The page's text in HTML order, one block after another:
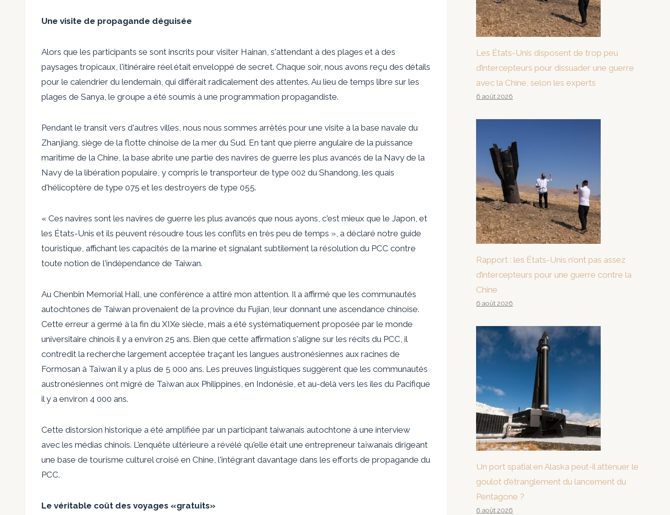
Une visite de propagande déguisée
Alors que les participants se sont inscrits pour visiter Hainan, s'attendant à des plages et à des
paysages tropicaux, l'itinéraire réel était enveloppé de secret. Chaque soir, nous avons reçu des détails
pour le calendrier du lendemain, qui différait radicalement des attentes. Au lieu de temps libre sur les
plages de Sanya, le groupe a été soumis à une programmation propagandiste.
Pendant le transit vers d'autres villes, nous nous sommes arrêtés pour une visite à la base navale du
Zhanjiang, siège de la flotte chinoise de la mer du Sud. En tant que pierre angulaire de la puissance
maritime de la Chine, la base abrite une partie des navires de guerre les plus avancés de la Navy de la
Navy de la libération populaire, y compris le transporteur de type 002 du Shandong, les quais
d'hélicoptère de type 075 et les destroyers de type 055.
« Ces navires sont les navires de guerre les plus avancés que nous ayons, c'est mieux que le Japon, et
les États-Unis et ils peuvent résoudre tous les conflits en très peu de temps », a déclaré notre guide
touristique, affichant les capacités de la marine et signalant subtilement la résolution du PCC contre
toute notion de l'indépendance de Taiwan.
Au Chenbin Memorial Hall, une conférence a attiré mon attention. Il a affirmé que les communautés
autochtones de Taiwan provenaient de la province du Fujian, leur donnant une ascendance chinoise.
Cette erreur a germé à la fin du XIXe siècle, mais a été systématiquement proposée par le monde
universitaire chinois il y a environ 25 ans. Bien que cette affirmation s'aligne sur les récits du PCC, il
contredit la recherche largement acceptée traçant les langues austronésiennes aux racines de
Formosan à Taïwan il y a plus de 5 000 ans. Les preuves linguistiques suggèrent que les communautés
austronésiennes ont migré de Taïwan aux Philippines, en Indonésie, et au-delà vers les îles du Pacifique
il y a environ 4 000 ans.
Cette distorsion historique a été amplifiée par un participant taiwanais autochtone à une interview
avec les médias chinois. L'enquête ultérieure a révélé qu'elle était une entrepreneur taïwanais dirigeant
une base de tourisme culturel croisé en Chine, l'intégrant davantage dans les efforts de propagande du
PCC.
Le véritable coût des voyages «gratuits»
Les États-Unis disposent de trop peu
d’intercepteurs pour dissuader une guerre
avec la Chine, selon les experts
6 août 2026
Rapport : les États-Unis n’ont pas assez
d’intercepteurs pour une guerre contre la
Chine
6 août 2026
Un port spatial en Alaska peut-il atténuer le
goulot d’étranglement du lancement du
Pentagone ?
6 août 2026